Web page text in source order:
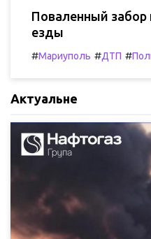
Поваленный забор
езды
#Мариуполь #ДТП #
Актуальне